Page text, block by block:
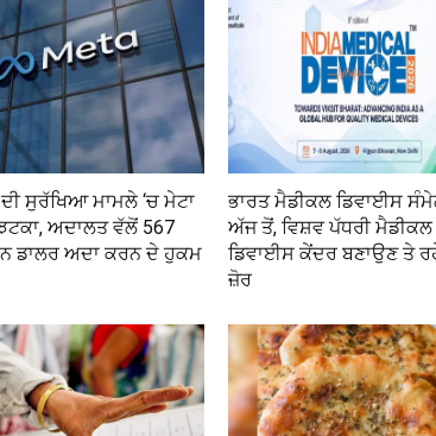
ਸੁਰੱਖਿਆ ਮਾਮਲੇ ‘ਚ ਮੇਟਾ
ਅਦਾਲਤ ਵੱਲੋਂ 567
ਡਾਲਰ ਅਦਾ ਕਰਨ ਦੇ ਹੁਕਮ
ਭਾਰਤ ਮੈਡੀਕਲ ਡਿਵਾਈਸ
ਅੱਜ ਤੋਂ, ਵਿਸ਼ਵ ਪੱਧਰੀ ਮੈਡੀਕਲ
ਡਿਵਾਈਸ ਕੇਂਦਰ ਬਣਾਉਣ ਤੇ
ਜ਼ੋਰ